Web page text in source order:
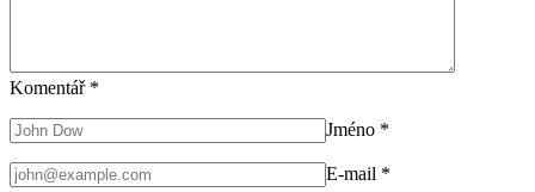
Komentář *
Jméno *
E-mail *